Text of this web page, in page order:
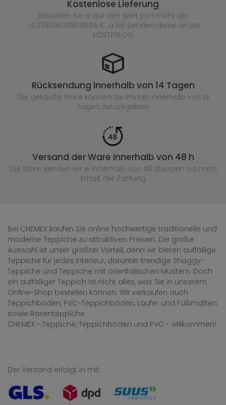
Kostenlose Lieferung
Bestellen Sie o auf den Wert von mehr als
-0.23809523809524 €, a wir senden diese an Sie
KOSTENLOS!
Rücksendung innerhalb von 14 Tagen
Die gekaufte Ware können Sie immer innerhalb von 14
Tagen zurückgeben
Versand der Ware innerhalb von 48 h
Die Ware senden wir w innerhalb von 48 Stunden od nach
Erhalt der Zahlung
Bei CHEMEX kaufen Sie online hochwertige traditionelle und
moderne Teppiche zu attraktiven Preisen. Die große
Auswahl ist unser größter Vorteil, denn wir bieten auffällige
Teppiche für jedes Interieur, darunter trendige Shaggy-
Teppiche und Teppiche mit orientalischen Mustern. Doch
ein auffälliger Teppich ist nicht alles, was Sie in unserem
Online-Shop bestellen können. Wir verkaufen auch
Teppichböden, PVC-Teppichböden, Läufer und Fußmatten
sowie Rasenteppiche.
CHEMEX - Teppiche, Teppichböden und PVC - willkommen!
Der Versand erfolgt in mit: